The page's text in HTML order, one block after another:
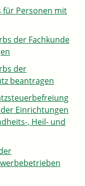
für Personen mit
der Fachkunde
der
beantragen
Einrichtungen
, Heil- und